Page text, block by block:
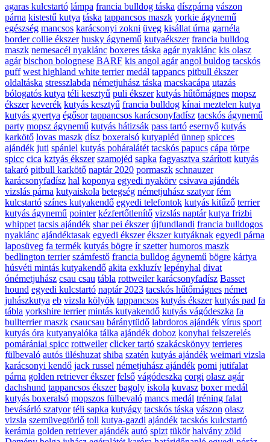
agaras kulcstartó lámpa francia bulldog táska díszpárna vászon
párna kistestű kutya táska tappancsos maszk yorkie ágynemű
egészség mancsos karácsonyi zokni üveg kisállat úrna garnéla
border collie ékszer husky ágynemű kutyaékszer francia bulldog
maszk nemesacél nyaklánc boxeres táska agár nyaklánc kis olasz
agár bischon bolognese BARF kis angol agár angol buldog tacskós
puff west highland white terrier medál tappancs pitbull ékszer
oldaltáska stresszlabda németjuhász táska macskacápa utazás
bólogatós kutya téli kesztyű puli ékszer kutyás hűtőmágnes mopsz
ékszer keverék kutyás kesztyű francia bulldog kínai meztelen kutya
kutyás gyertya égősor tappancsos karácsonyfadísz tacskós ágynemű
party mopsz ágynemű kutyás hátizsák pass tartó esernyő kutyás
karkötő lovas maszk dísz boxeralsó kutyapléd ünnep spicces
ajándék juti spániel kutyás poháralátét tacskós papucs cápa törpe
spicc cica kztyás ékszer szamojéd sapka fagyasztva szárított kutyás
takaró pitbull karkötő naptár 2020 pormaszk schnauzer
karácsonyfadísz hal koponya egyedi nyakörv csivava ajándék
vizslás párna kutyaiskola betegség németjuhász szatyor fém
kulcstartó színes kutyakendő egyedi telefontok kutyás kitűző terrier
kutyás ágynemű pointer kézfertőtlenítő vizslás naptár kutya frizbi
whippet tacsis ajándék shar pei ékszer újfundlandi francia bulldogos
nyaklánc ajándéktasak egyedi ékszer ékszer kutyáknak egyedi párna
laposüveg fa termék kutyás bögre ír szetter humoros maszk
bedlington terrier számfestő francia bulldog ágynemű bögre kártya
húsvéti mintás kutyakendő akita exkluzív lepényhal divat
ónémetjuhász csau csau tábla rottweiler karácsonyfadísz Basset
hound egyedi kulcstartó naptár 2023 tacskós hűtőmágnes német
juhászkutya eb vizsla kölyök tappancsos kutyás ékszer kutyás pad fa
tábla yorkshire terrier mintás kutyakendő kutyás vágódeszka fa
bullterrier maszk csaucsau báránytüdő labrdoros ajándék vírus sport
kutyás óra kutyanyalóka tálka ajándék doboz konyhai felszerelés
pomárániai spicc rottweiler clicker tartó szakácskönyv terrieres
fülbevaló autós üléshuzat shiba szatén kutyás ajándék weimari vizsla
karácsonyi kendő jack russel németjuhász ajándék pomi jutifalat
párna golden retriever ékszer felső vágódeszka corgi olasz agár
dachshund tappancsos ékszer bagoly iskola kuvasz boxer medál
kutyás boxeralsó mopszos fülbevaló mancs medál tréning falat
bevásárló szatyor téli sapka kutyágy tacskós táska vászon olasz
vizsla szemüvegtörlő toll kutya-gazdi ajándék tacskós kulcstartó
kerámia golden retriever ajándék autó spizt tükör halvány zöld